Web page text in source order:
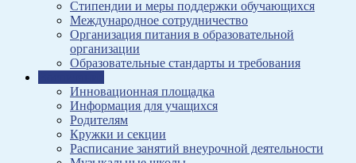
Стипендии и меры поддержки обучающихся
Международное сотрудничество
Организация питания в образовательной
организации
Образовательные стандарты и требования
Инновационная площадка
Информация для учащихся
Родителям
Кружки и секции
Расписание занятий внеурочной деятельности